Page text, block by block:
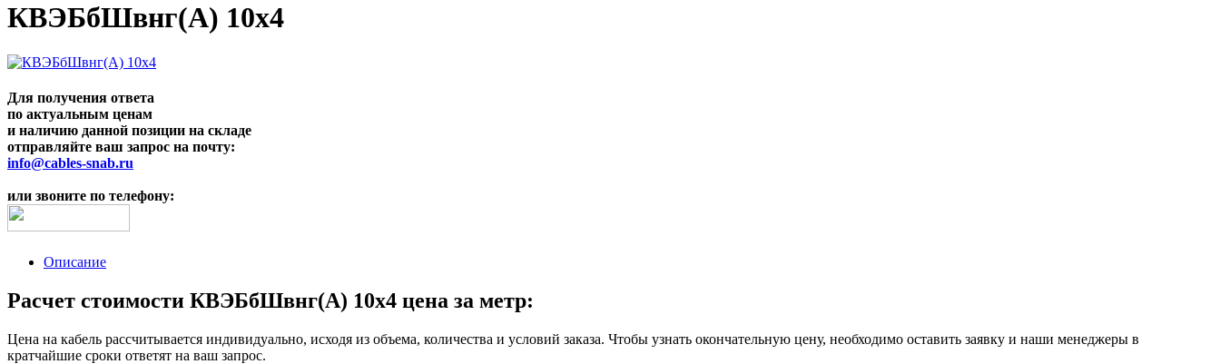
КВЭБбШвнг(A) 10х4
Для получения ответа
по актуальным ценам
и наличию данной позиции на складе
отправляйте ваш запрос на почту:
info@cables-snab.ru
или звоните по телефону:
Описание
Расчет стоимости КВЭБбШвнг(A) 10х4 цена за метр:
Цена на кабель рассчитывается индивидуально, исходя из объема, количества и условий заказа. Чтобы узнать окончательную цену, необходимо оставить заявку и наши менеджеры в
кратчайшие сроки ответят на ваш запрос.